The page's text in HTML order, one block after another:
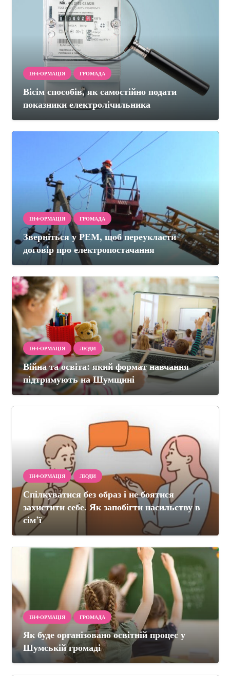
ІНФОРМАЦІЯ ГРОМАДА
Вісім способів, як самостійно подати
показники електролічильника
ІНФОРМАЦІЯ ГРОМАДА
Зверніться у РЕМ, щоб переукласти
договір про електропостачання
ІНФОРМАЦІЯ ЛЮДИ
Війна та освіта: який формат навчання
підтримують на Шумщині
ІНФОРМАЦІЯ ЛЮДИ
Спілкуватися без образ і не боятися
захистити себе. Як запобігти насильству в
сім’ї
ІНФОРМАЦІЯ ГРОМАДА
Як буде організовано освітній процес у
Шумській громаді